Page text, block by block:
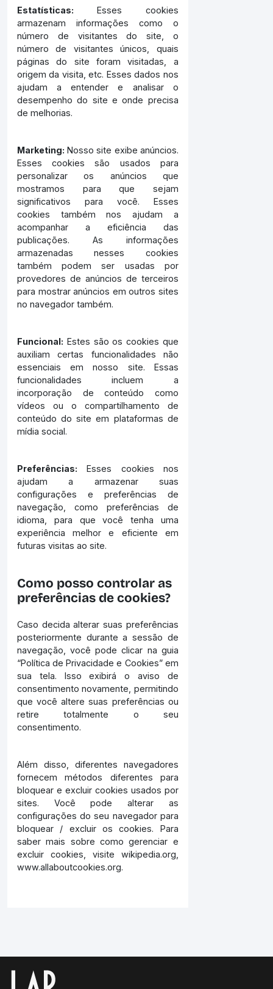
Estatísticas: Esses cookies
armazenam informações como o
número de visitantes do site, o
número de visitantes únicos, quais
páginas do site foram visitadas, a
origem da visita, etc. Esses dados nos
ajudam a entender e analisar o
desempenho do site e onde precisa
de melhorias.
Marketing: Nosso site exibe anúncios.
Esses cookies são usados para
personalizar os anúncios que
mostramos para que sejam
significativos para você. Esses
cookies também nos ajudam a
acompanhar a eficiência das
publicações. As informações
armazenadas nesses cookies
também podem ser usadas por
provedores de anúncios de terceiros
para mostrar anúncios em outros sites
no navegador também.
Funcional: Estes são os cookies que
auxiliam certas funcionalidades não
essenciais em nosso site. Essas
funcionalidades incluem a
incorporação de conteúdo como
vídeos ou o compartilhamento de
conteúdo do site em plataformas de
mídia social.
Preferências: Esses cookies nos
ajudam a armazenar suas
configurações e preferências de
navegação, como preferências de
idioma, para que você tenha uma
experiência melhor e eficiente em
futuras visitas ao site.
Como posso controlar as
preferências de cookies?
Caso decida alterar suas preferências
posteriormente durante a sessão de
navegação, você pode clicar na guia
“Política de Privacidade e Cookies” em
sua tela. Isso exibirá o aviso de
consentimento novamente, permitindo
que você altere suas preferências ou
retire totalmente o seu
consentimento.
Além disso, diferentes navegadores
fornecem métodos diferentes para
bloquear e excluir cookies usados por
sites. Você pode alterar as
configurações do seu navegador para
bloquear / excluir os cookies. Para
saber mais sobre como gerenciar e
excluir cookies, visite wikipedia.org,
www.allaboutcookies.org.